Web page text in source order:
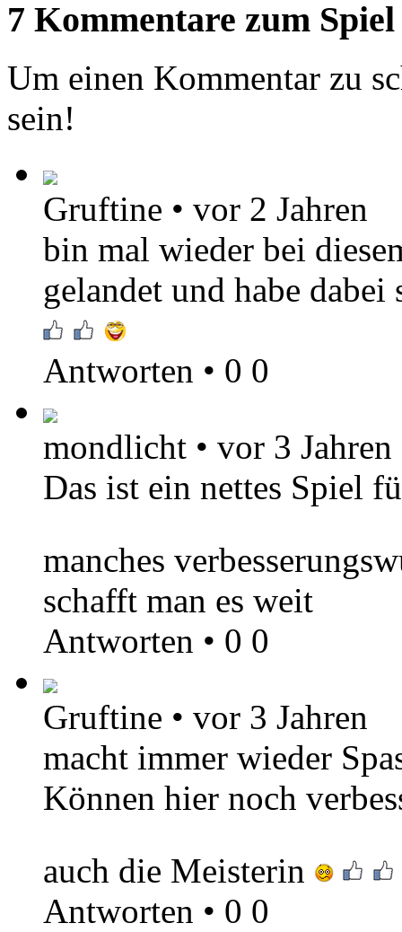
7 Kommentare zum Spiel
Um einen Kommentar zu
sein!
Gruftine • vor 2 Jahren
bin mal wieder bei
gelandet und habe dabei
Antworten • 0 0
mondlicht • vor 3 Jahren
Das ist ein nettes Spiel
manches
schafft man es weit
Antworten • 0 0
Gruftine • vor 3 Jahren
macht immer wieder
Können hier noch
auch die Meisterin
Antworten • 0 0